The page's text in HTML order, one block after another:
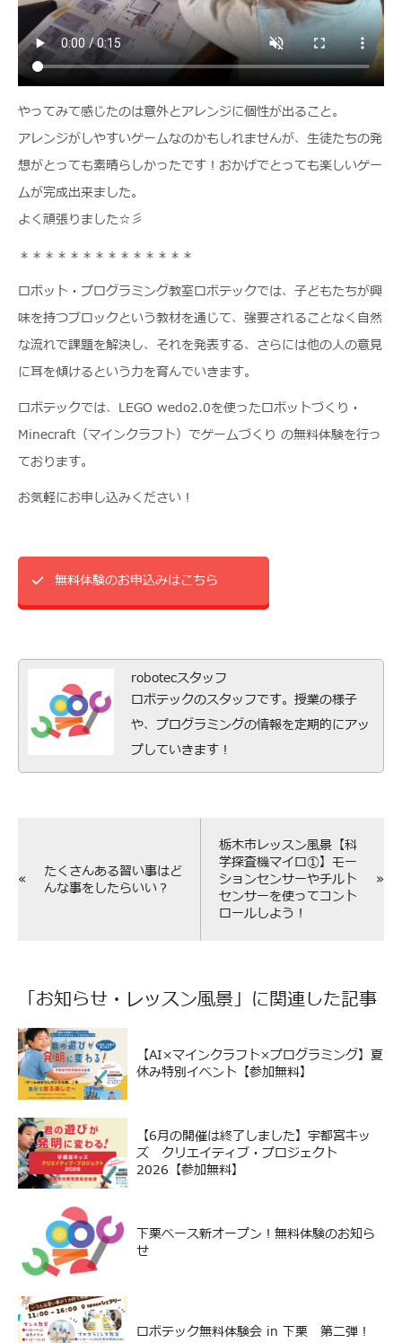
やってみて感じたのは意外とアレンジに個性が出ること。
アレンジがしやすいゲームなのかもしれませんが、生徒たちの発
想がとっても素晴らしかったです！おかげでとっても楽しいゲー
ムが完成出来ました。
よく頑張りました☆彡
＊＊＊＊＊＊＊＊＊＊＊＊＊＊
ロボット・プログラミング教室ロボテックでは、子どもたちが興
味を持つブロックという教材を通じて、強要されることなく自然
な流れで課題を解決し、それを発表する、さらには他の人の意見
に耳を傾けるという力を育んでいきます。
ロボテックでは、LEGO wedo2.0を使ったロボットづくり・
Minecraft（マインクラフト）でゲームづくり の無料体験を行っ
ております。
お気軽にお申し込みください！
無料体験のお申込みはこちら
robotecスタッフ
ロボテックのスタッフです。授業の様子
や、プログラミングの情報を定期的にアッ
プしていきます！
«
たくさんある習い事はど
んな事をしたらいい？
栃木市レッスン風景【科
学探査機マイロ①】モー
ションセンサーやチルト
センサーを使ってコント
ロールしよう！
»
「お知らせ ・ レッスン風景」に関連した記事
【AI×マインクラフト×プログラミング】夏
休み特別イベント【参加無料】
【6月の開催は終了しました】宇都宮キッ
ズ クリエイティブ・プロジェクト
2026【参加無料】
下栗ベース新オープン！無料体験のお知ら
せ
ロボテック無料体験会 in 下栗 第二弾！